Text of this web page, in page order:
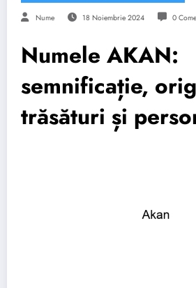
Nume 18 Noiembrie 2024 0
Numele AKAN:
semnificație,
trăsături și